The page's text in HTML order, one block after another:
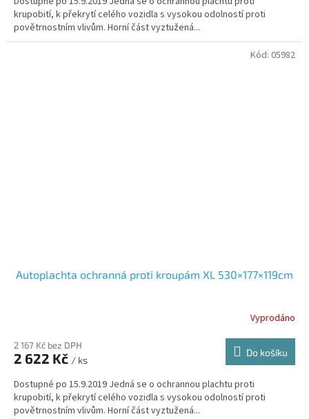
krupobití, k překrytí celého vozidla s vysokou odolností proti
povětrnostním vlivům. Horní část vyztužená...
Autoplachta ochranná proti kroupám XL 530×177×119cm
Vyprodáno
2 167 Kč bez DPH
2 622 Kč / ks
Do košíku
Dostupné po 15.9.2019 Jedná se o ochrannou plachtu proti
krupobití, k překrytí celého vozidla s vysokou odolností proti
povětrnostním vlivům. Horní část vyztužená...
Kód: 05982